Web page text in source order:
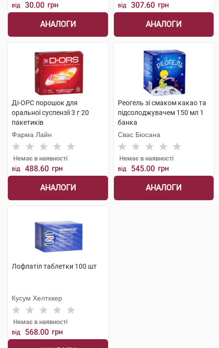
від 30.00 грн
АНАЛОГИ
від 307.60 грн
АНАЛОГИ
Ді-ОРС порошок для
оральної суспензії 3 г 20
пакетиків
Фарма Лайн
Немає в наявності
від 488.60 грн
АНАЛОГИ
Реогель зі смаком какао та
підсолоджувачем 150 мл 1
банка
Свас Біосана
Немає в наявності
від 545.00 грн
АНАЛОГИ
Лофлатіл таблетки 100 шт
Кусум Хелтхкер
Немає в наявності
від 568.00 грн